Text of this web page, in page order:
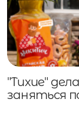
"Тихие"
заняться